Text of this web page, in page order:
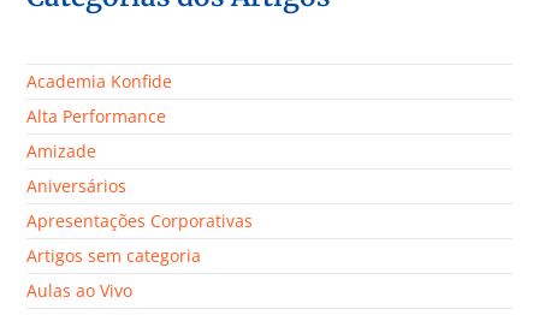
Academia Konfide
Alta Performance
Amizade
Aniversários
Apresentações Corporativas
Artigos sem categoria
Aulas ao Vivo